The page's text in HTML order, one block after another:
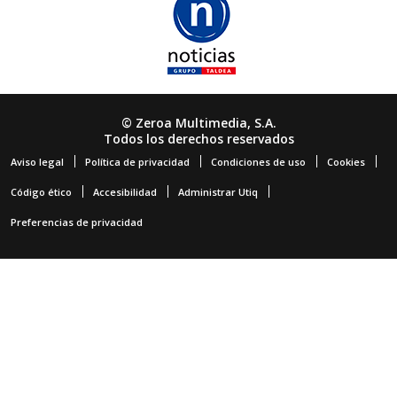
© Zeroa Multimedia, S.A.
Todos los derechos reservados
Aviso legal Política de privacidad Condiciones de uso Cookies
Código ético Accesibilidad Administrar Utiq
Preferencias de privacidad